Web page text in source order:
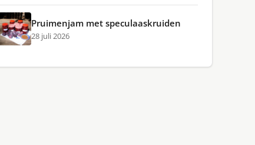
Pruimenjam met speculaaskruiden
28 juli 2026